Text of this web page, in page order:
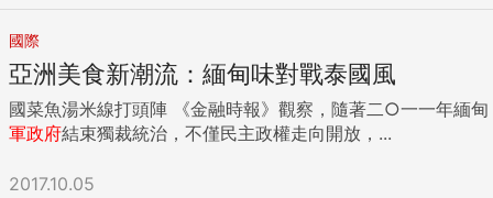
國際
亞洲美食新潮流：緬甸味對戰泰國風
國菜魚湯米線打頭陣 《金融時報》觀察，隨著二○一一年緬甸
軍政府結束獨裁統治，不僅民主政權走向開放，...
2017.10.05